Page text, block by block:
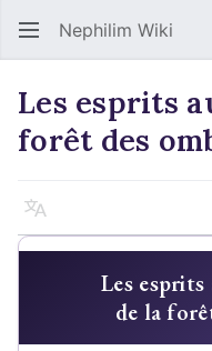
Nephilim Wiki
Les esprits
forêt des
Langue
Les
de la